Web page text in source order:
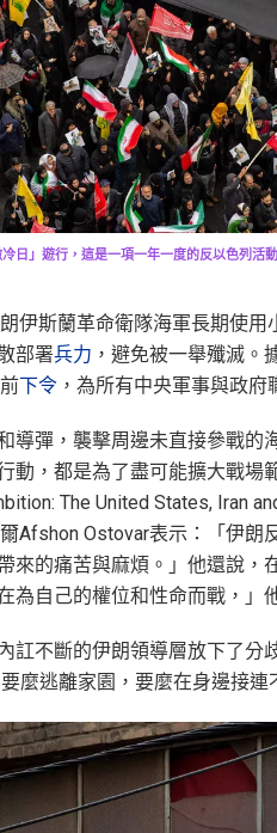
冷日」遊行，這是一項一年一度的反以色列
伊斯蘭革命衛隊海軍長期使
部署兵力 ，避免被一舉殲滅。
下令 ，為所有中央軍事與政
導彈，襲擊周邊未直接參戰的
動，都是為了盡可能擴大戰
The United States, Iran
Afshon Ostovar表示：「伊
來的痛苦與麻煩。」他還說，
為自己的權位和性命而戰，」
訌不斷的伊朗領導層放下了分
麼逃離家園，要麼在身邊接連